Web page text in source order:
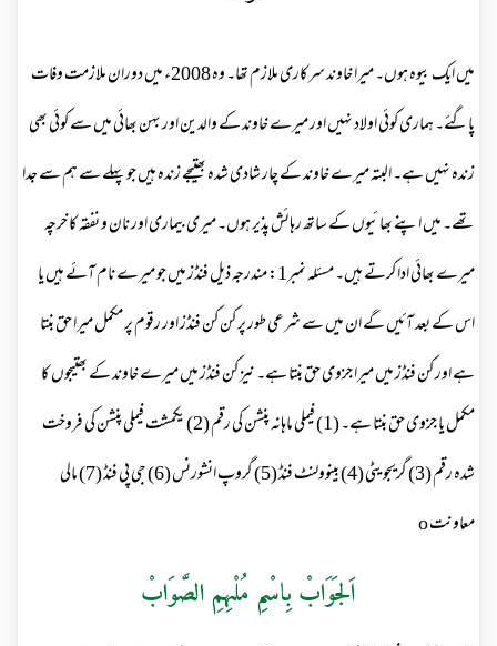
میں ایک بیوہ ہوں۔ میرا خاوند سرکاری ملازم تھا۔ وہ 2008ء میں دوران ملازمت وفات
پاگئے۔ ہماری کوئی اولاد نہیں اور میرے خاوند کے والدین اور بہن بھائی میں سے کوئی بھی
زندہ نہیں ہے۔ البتہ میرے خاوند کے چار شادی شدہ بھتیجے زندہ ہیں جو پہلے سے ہم سے جدا
تھے۔ میں اپنے بھائیوں کے ساتھ رہائش پذیر ہوں۔ میری بیماری اور نان و نفقہ کا خرچہ
میرے بھائی ادا کرتے ہیں۔ مسئلہ نمبر1: مندرجہ ذیل فنڈز میں جو میرے نام آئے ہیں یا
اس کے بعد آئیں گے ان میں سے شرعی طور پر کن کن فنڈز اور رقوم پر مکمل میرا حق بنتا
ہے اور کن فنڈز میں میرا جزوی حق بنتا ہے۔ نیز کن فنڈز میں میرے خاوند کے بھتیجوں کا
مکمل یا جزوی حق بنتا ہے۔ (1) فیملی ماہانہ پنشن کی رقم (2) یکمشت فیملی پنشن کی فروخت
شدہ رقم (3) گریجویٹی (4) بینوولنٹ فنڈ (5) گروپ انشورنس (6) جی پی فنڈ (7) مالی
معاونت o
اَلجَوَابْ بِاسْمِ مُلْہِمِ الصَّوَابْ